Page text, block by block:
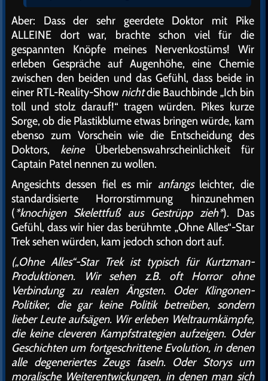
Aber: Dass der sehr geerdete Doktor mit Pike
ALLEINE dort war, brachte schon viel für die
gespannten Knöpfe meines Nervenkostüms! Wir
erleben Gespräche auf Augenhöhe, eine Chemie
zwischen den beiden und das Gefühl, dass beide in
einer RTL-Reality-Show nichtdie Bauchbinde „Ich bin
toll und stolz darauf!“ tragen würden. Pikes kurze
Sorge, ob die Plastikblume etwas bringen würde, kam
ebenso zum Vorschein wie die Entscheidung des
Doktors, keineÜberlebenswahrscheinlichkeit für
Captain Patel nennen zu wollen.
Angesichts dessen fiel es mir anfangsleichter, die
standardisierte Horrorstimmung hinzunehmen
(*knochigen Skelettfuß aus Gestrüpp zieh*). Das
Gefühl, dass wir hier das berühmte „Ohne Alles“-Star
Trek sehen würden, kam jedoch schon dort auf.
(„Ohne Alles“-Star Trek ist typisch für Kurtzman-
Produktionen. Wir sehen z.B. oft Horror ohne
Verbindung zu realen Ängsten. Oder Klingonen-
Politiker, die gar keine Politik betreiben, sondern
lieber Leute aufsägen. Wir erleben Weltraumkämpfe,
die keine cleveren Kampfstrategien aufzeigen. Oder
Geschichten um fortgeschrittene Evolution, in denen
alle degeneriertes Zeugs faseln. Oder Storys um
moralische Weiterentwickungen, in denen man sich